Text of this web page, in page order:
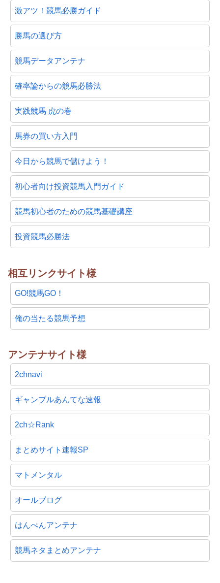
激アツ！競馬必勝ガイド
勝馬の選び方
競馬データアンテナ
確率論からの競馬必勝法
実践競馬 虎の巻
馬券の買い方入門
今日から競馬で儲けよう！
初心者向け投資競馬入門ガイド
競馬初心者のための競馬基礎講座
投資競馬必勝法
相互リンクサイト様
GO!競馬GO！
俺の当たる競馬予想
アンテナサイト様
2chnavi
ギャンブルあんてな速報
2ch☆Rank
まとめサイト速報SP
マトメンタル
オールブログ
はんぺんアンテナ
競馬ネタまとめアンテナ